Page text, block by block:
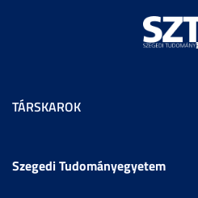
TÁRSKAROK
Szegedi Tudományegyetem